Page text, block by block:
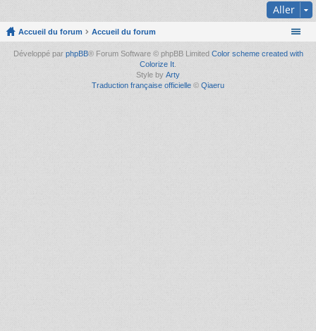
Aller
Accueil du forum Accueil du forum
Développé par phpBB® Forum Software © phpBB Limited Color scheme created with
Colorize It
Style by Arty
Traduction française officielle © Qiaeru